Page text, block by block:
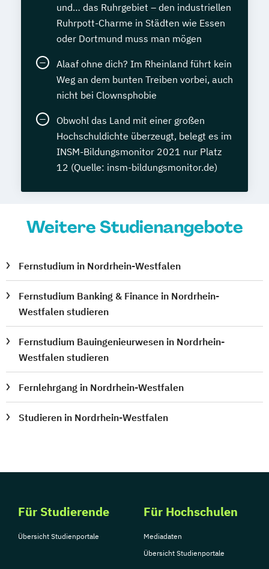
und… das Ruhrgebiet – den industriellen
Ruhrpott-Charme in Städten wie Essen
oder Dortmund muss man mögen
Alaaf ohne dich? Im Rheinland führt kein
Weg an dem bunten Treiben vorbei, auch
nicht bei Clownsphobie
Obwohl das Land mit einer großen
Hochschuldichte überzeugt, belegt es im
INSM-Bildungsmonitor 2021 nur Platz
12 (Quelle: insm-bildungsmonitor.de)
Weitere Studienangebote
Fernstudium in Nordrhein-Westfalen
Fernstudium Banking & Finance in Nordrhein-
Westfalen studieren
Fernstudium Bauingenieurwesen in Nordrhein-
Westfalen studieren
Fernlehrgang in Nordrhein-Westfalen
Studieren in Nordrhein-Westfalen
Für Studierende
Übersicht Studienportale
Für Hochschulen
Mediadaten
Übersicht Studienportale